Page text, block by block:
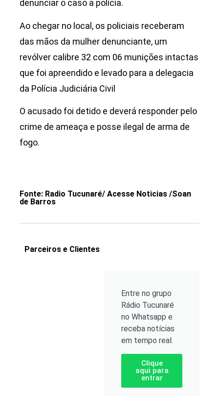
denunciar o caso a polícia.
Ao chegar no local, os policiais receberam
das mãos da mulher denunciante, um
revólver calibre 32 com 06 munições intactas
que foi apreendido e levado para a delegacia
da Polícia Judiciária Civil
O acusado foi detido e deverá responder pelo
crime de ameaça e posse ilegal de arma de
fogo.
Fonte: Radio Tucunaré/ Acesse Noticias /Soan
de Barros
Parceiros e Clientes
Entre no grupo
Rádio Tucunaré
no Whatsapp e
receba notícias
em tempo real.
Clique
aqui para
entrar